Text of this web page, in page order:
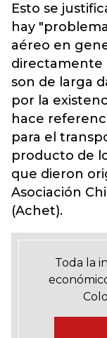
Esto se
hay
aéreo en
directamente
son de larga
por la
hace
para el
producto de
que dieron
Asociación
(Achet).
Toda la